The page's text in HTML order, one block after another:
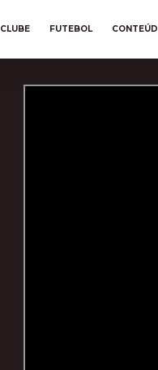
CLUBE FUTEBOL